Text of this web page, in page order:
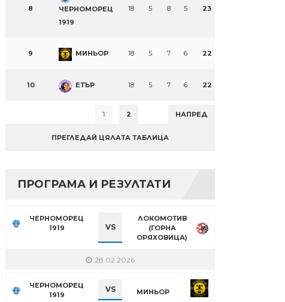
8
ЧЕРНОМОРЕЦ
1919
18 5 8 5 23
9 МИНЬОР 18 5 7 6 22
10 ЕТЪР 18 5 7 6 22
1 2 НАПРЕД
ПРЕГЛЕДАЙ ЦЯЛАТА ТАБЛИЦА
ПРОГРАМА И РЕЗУЛТАТИ
ЧЕРНОМОРЕЦ
1919
VS
ЛОКОМОТИВ
(ГОРНА
ОРЯХОВИЦА)
28.02.2026
ЧЕРНОМОРЕЦ
1919
VS МИНЬОР